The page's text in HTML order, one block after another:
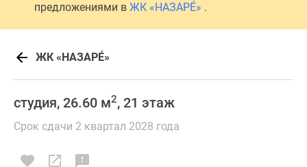
предложениями в ЖК «НАЗАРÉ» .
ЖК «НАЗАРÉ»
студия, 26.60 м2, 21 этаж
Срок сдачи 2 квартал 2028 года